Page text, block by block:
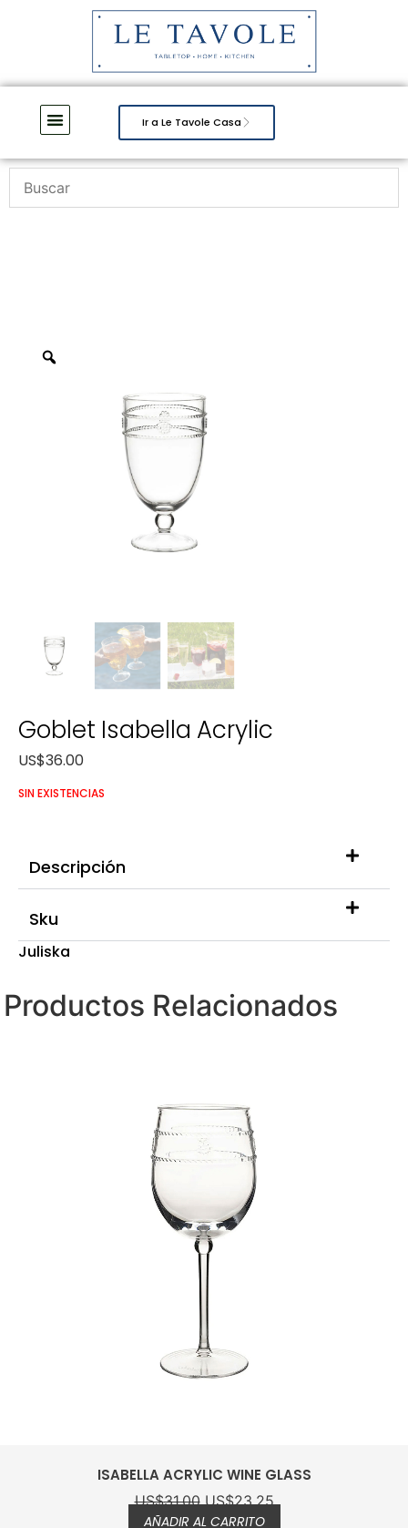
Ir a Le Tavole Casa
Goblet Isabella Acrylic
US$36.00
SIN EXISTENCIAS
Descripción
Sku
Juliska
Productos Relacionados
ISABELLA ACRYLIC WINE GLASS
US$31.00 US$23.25
AÑADIR AL CARRITO